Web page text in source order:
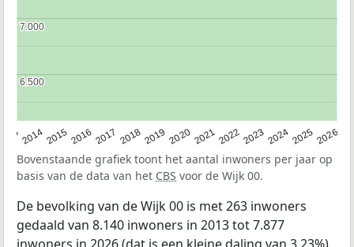
2014201520162017 20182019 2020202120222023202420252026
6.500
6.500
7.000
7.000
Bovenstaande grafiek toont het aantal inwoners per jaar op
basis van de data van het CBS voor de Wijk 00.
De bevolking van de Wijk 00 is met 263 inwoners
gedaald van 8.140 inwoners in 2013 tot 7.877